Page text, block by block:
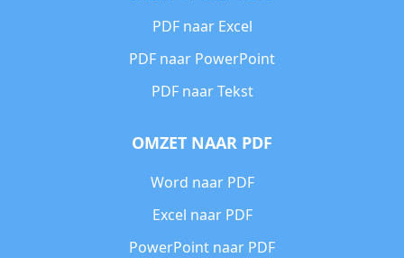
PDF naar Excel
PDF naar PowerPoint
PDF naar Tekst
OMZET NAAR PDF
Word naar PDF
Excel naar PDF
PowerPoint naar PDF